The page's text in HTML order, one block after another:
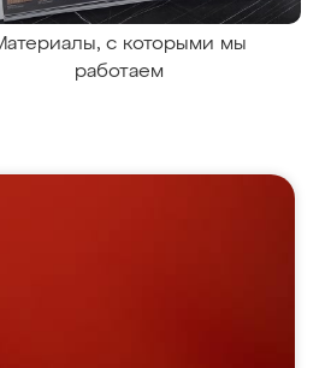
с которыми мы
работаем